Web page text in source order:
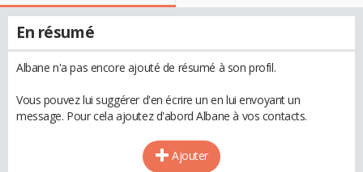
En résumé
Albane n'a pas encore ajouté de résumé à son profil.
Vous pouvez lui suggérer d'en écrire un en lui envoyant un
message. Pour cela ajoutez d'abord Albane à vos contacts.
Ajouter